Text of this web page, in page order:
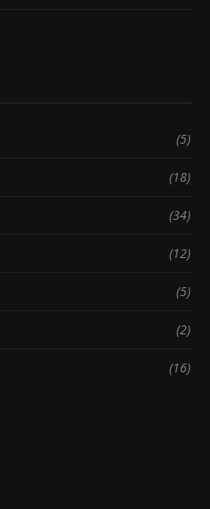
(5)
(18)
(34)
(12)
(5)
(2)
(16)